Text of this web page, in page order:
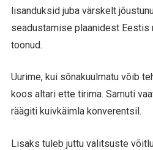
lisanduksid juba värskelt
seadustamise plaanidest Eestis
toonud.
Uurime, kui sõnakuulmatu võib
koos altari ette tirima. Samuti
räägiti kuivkäimla konverentsil.
Lisaks tuleb juttu valitsuste